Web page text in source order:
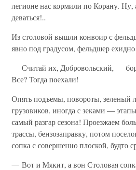
легионе нас кормили по Корану. Ну,
деваться!..
Из столовой вышли конвоир с
явно под градусом, фельдшер
— Считай их, Добровольский, —
Все? Тогда поехали!
Опять подъемы, повороты, зеленый
грузовиков, иногда с зеками —
самый разгар сезона! Проезжаем
трассы, бензозаправку, потом
сопка с совершенно плоской, будто
— Вот и Мякит, а вон Столовая